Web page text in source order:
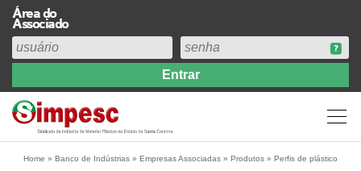
Área do
Associado
Institucional
Perfil
Diretoria
Home » Banco de Indústrias » Empresas Associadas » Produtos » Perfis de plástico